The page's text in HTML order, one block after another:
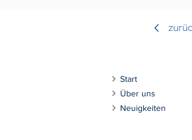
Start
Über uns
Neuigkeiten